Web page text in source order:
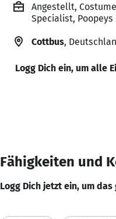
Angestellt,
Specialist, Poopeys
Cottbus,
Logg Dich ein, um alle
Fähigkeiten und
Logg Dich jetzt ein, um